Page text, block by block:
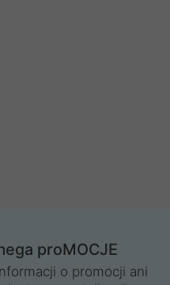
proMOCJE
o promocji ani